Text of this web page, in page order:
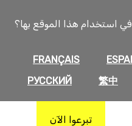
في استخدام هذا الموقع بها؟
FRANÇAIS
繁中
РУССКИЙ
تبرعوا الآن